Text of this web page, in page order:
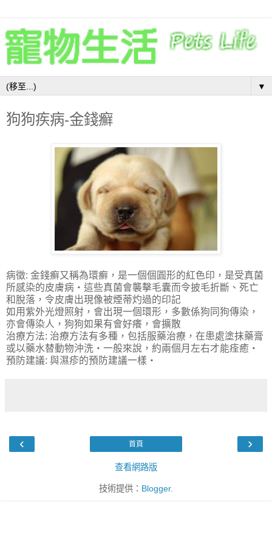
▼
狗狗疾病-金錢癬
病徵: 金錢癬又稱為環癬，是一個個圓形的紅色印，是受真菌
所感染的皮膚病‧這些真菌會襲擊毛囊而令披毛折斷、死亡
和脫落，令皮膚出現像被煙蒂灼過的印記
如用紫外光燈照射，會出現一個環形，多數係狗同狗傳染，
亦會傳染人，狗狗如果有會好癢，會擴散
治療方法: 治療方法有多種，包括服藥治療，在患處塗抹藥膏
或以藥水替動物沖洗‧一般來說，約兩個月左右才能痊癒‧
預防建議: 與濕疹的預防建議一樣‧
‹ ›
首頁
查看網路版
技術提供： Blogger.